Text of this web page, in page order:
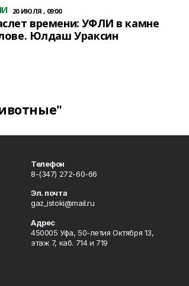
20 ИЮЛЯ , 09:00
времени: УФЛИ в камне
Юлдаш Ураксин
Телефон
8-(347) 272-60-66
Эл. почта
gaz_istoki@mail.ru
Адрес
450005 Уфа, 50-летия Октября 13,
этаж 7, каб. 714 и 719